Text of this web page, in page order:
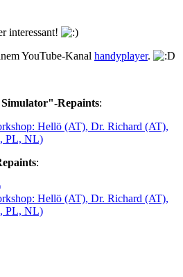
interessant!
YouTube-Kanal handyplayer.
Repaints:
Hellö (AT), Dr. Richard (AT),
PL, NL)
:
Hellö (AT), Dr. Richard (AT),
PL, NL)